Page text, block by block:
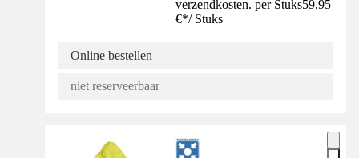
verzendkosten. per Stuks59,95
€*/ Stuks
Online bestellen
niet reserveerbaar